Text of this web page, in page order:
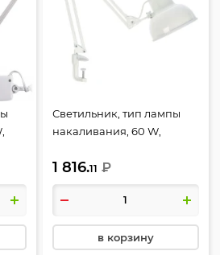
Светильник, тип лампы
накаливания, 60 W,
Трансвит, Бета
1 816.11 ₽
в корзину